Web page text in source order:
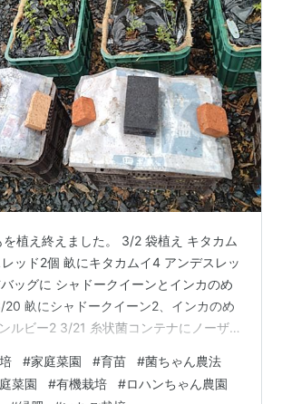
植え終えました。 3/2 袋植え キタカム
ッド2個 畝にキタカムイ4 アンデスレッ
ッグに シャドークイーンとインカのめ
畝にシャドークイーン2、インカのめ
ルビー2 3/21 糸状菌コンテナにノーザン
、発芽するでしょうか じゃがいもを植え
たのですが、YouTubeを見てるうちに
#家庭菜園 #育苗 #菌ちゃん農法
菜園 #有機栽培 #ロハンちゃん農園